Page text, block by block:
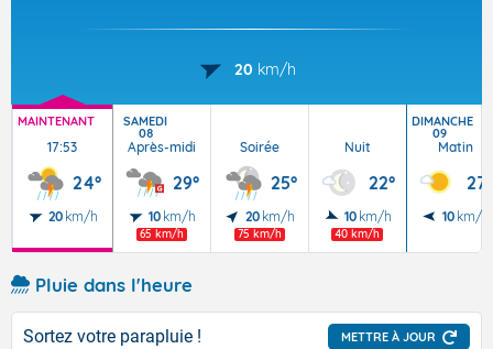
20 km/h
MAINTENANT
17:53
24°
20 km/h
SAMEDI
08
Après-midi
29°
10 km/h
65 km/h
Soirée
25°
20 km/h
75 km/h
Nuit
22°
10 km/h
40 km/h
DIMANCHE
09
Matin
27°
10 km/h
Pluie dans l'heure
Sortez votre parapluie ! METTRE À JOUR